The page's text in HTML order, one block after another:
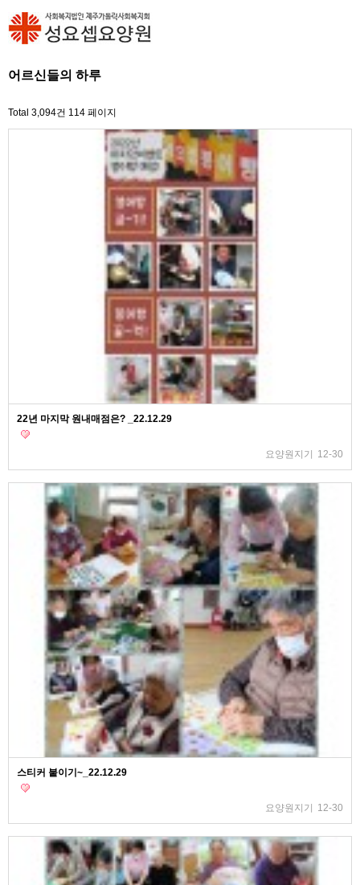
어르신들의 하루
Total 3,094건 114 페이지
22년 마지막 원내매점은? _22.12.29
요양원지기 12-30
스티커 붙이기~_22.12.29
요양원지기 12-30